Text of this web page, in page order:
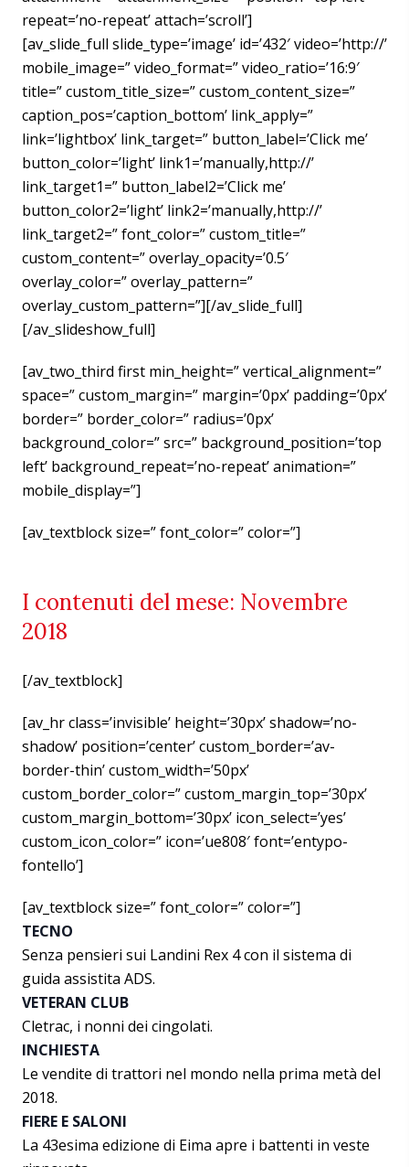
repeat=’no-repeat’ attach=’scroll’]
[av_slide_full slide_type=’image’ id=’432′ video=’http://’
mobile_image=” video_format=” video_ratio=’16:9′
title=” custom_title_size=” custom_content_size=”
caption_pos=’caption_bottom’ link_apply=”
link=’lightbox’ link_target=” button_label=’Click me’
button_color=’light’ link1=’manually,http://’
link_target1=” button_label2=’Click me’
button_color2=’light’ link2=’manually,http://’
link_target2=” font_color=” custom_title=”
custom_content=” overlay_opacity=’0.5′
overlay_color=” overlay_pattern=”
overlay_custom_pattern=”][/av_slide_full]
[/av_slideshow_full]
[av_two_third first min_height=” vertical_alignment=”
space=” custom_margin=” margin=’0px’ padding=’0px’
border=” border_color=” radius=’0px’
background_color=” src=” background_position=’top
left’ background_repeat=’no-repeat’ animation=”
mobile_display=”]
[av_textblock size=” font_color=” color=”]
I contenuti del mese: Novembre
2018
[/av_textblock]
[av_hr class=’invisible’ height=’30px’ shadow=’no-
shadow’ position=’center’ custom_border=’av-
border-thin’ custom_width=’50px’
custom_border_color=” custom_margin_top=’30px’
custom_margin_bottom=’30px’ icon_select=’yes’
custom_icon_color=” icon=’ue808′ font=’entypo-
fontello’]
[av_textblock size=” font_color=” color=”]
TECNO
Senza pensieri sui Landini Rex 4 con il sistema di
guida assistita ADS.
VETERAN CLUB
Cletrac, i nonni dei cingolati.
INCHIESTA
Le vendite di trattori nel mondo nella prima metà del
2018.
FIERE E SALONI
La 43esima edizione di Eima apre i battenti in veste